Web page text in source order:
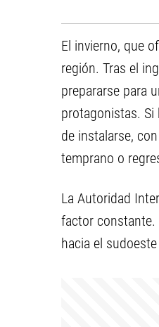
El invierno, que
región. Tras el
prepararse para
protagonistas. Si
de instalarse,
temprano o
La Autoridad
factor constante.
hacia el